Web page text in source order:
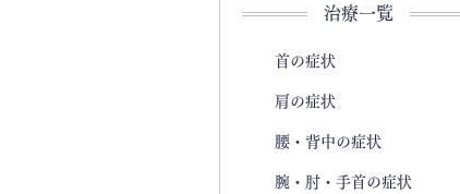
治療一覧
首の症状
肩の症状
腰・背中の症状
腕・肘・手首の症状